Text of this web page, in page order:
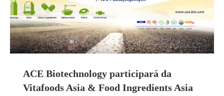
ACE Biotechnology participará da
Vitafoods Asia & Food Ingredients Asia